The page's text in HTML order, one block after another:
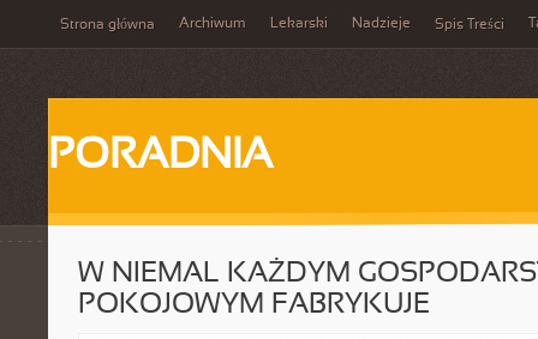
Strona główna Archiwum Lekarski Nadzieje Spis Treści
PORADNIA
W NIEMAL KAŻDYM
POKOJOWYM FABRYKUJE